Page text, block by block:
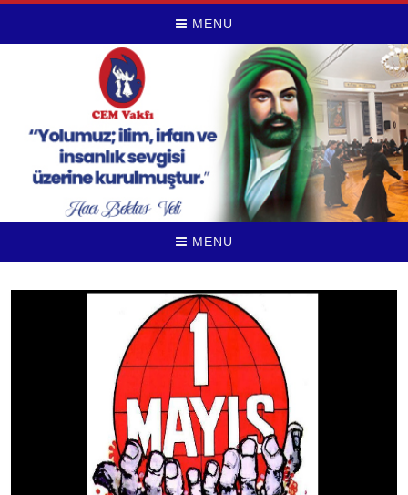
MENU
MENU